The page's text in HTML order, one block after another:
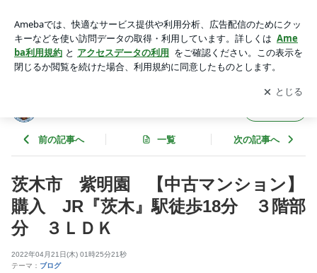
歩18分 ３階部分 ３ＬＤＫ | 茨木住宅センターのブログ
アプリをダウンロードして ブログの更新通知
を受け取りまし
ょう。
開く
前の記事へ 一覧 次の記事へ
茨木市 紫明園 【中古マンション】
購入 JR『茨木』駅徒歩18分 ３階部
分 ３ＬＤＫ
2022年04月21日(木) 01時25分21秒
テーマ： ブログ